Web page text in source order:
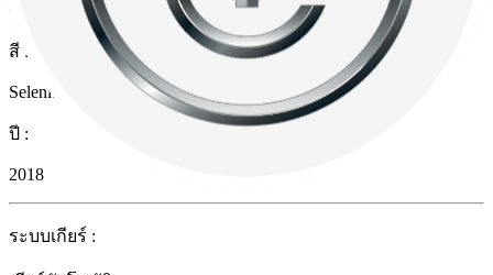
สี :
Selenite Gray Metallic
ปี :
2018
ระบบเกียร์ :